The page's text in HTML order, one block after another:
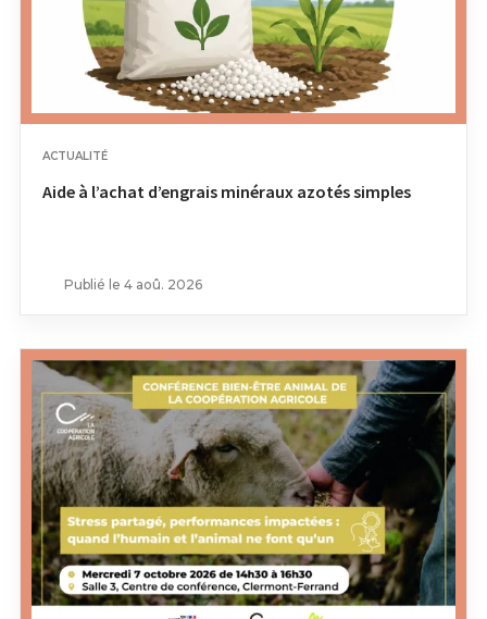
ACTUALITÉ
Aide à l’achat d’engrais minéraux azotés simples
Publié le 4 aoû. 2026